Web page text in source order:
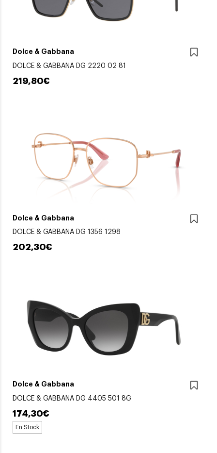
Dolce & Gabbana
DOLCE & GABBANA DG 2220 02 81
219,80€
Dolce & Gabbana
DOLCE & GABBANA DG 1356 1298
202,30€
Dolce & Gabbana
DOLCE & GABBANA DG 4405 501 8G
174,30€
En Stock